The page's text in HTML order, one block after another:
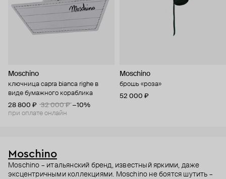
Moschino
ключница capra bianca righe в
виде бумажного кораблика
28 800 ₽
32 000 ₽ −10%
при оплате онлайн
Moschino
брошь «роза»
52 000 ₽
Moschino
Moschino – итальянский бренд, известный яркими, даже
эксцентричными коллекциями. Moschino не боятся шутить –